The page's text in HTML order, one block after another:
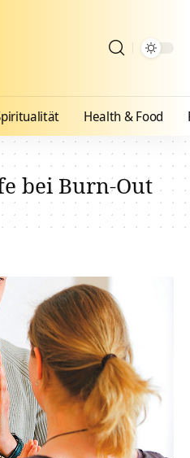
Health & Food
bei Burn-Out